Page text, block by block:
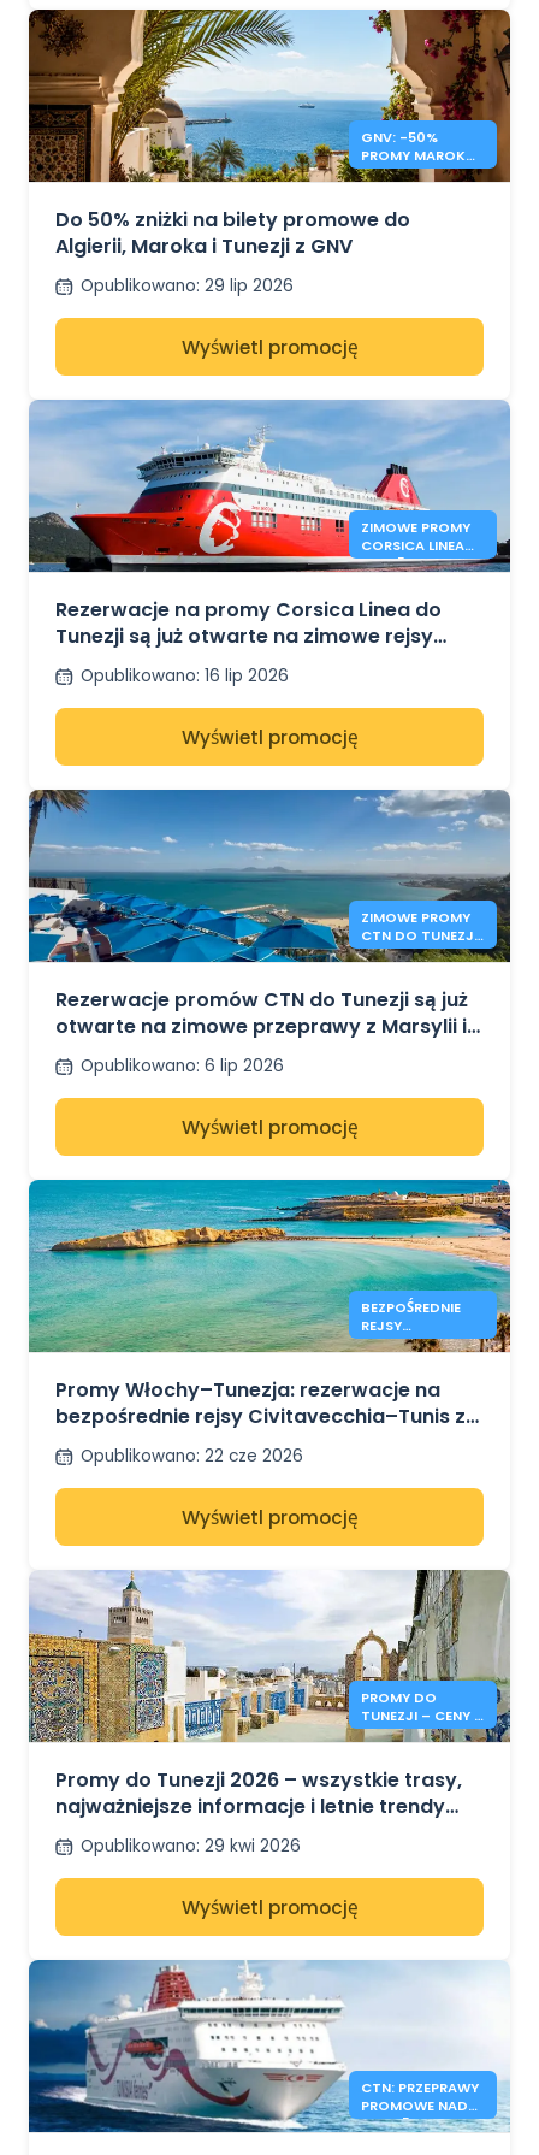
GNV: -50%
PROMY MAROKO,
TUNEZJA,
Do 50% zniżki na bilety promowe do
Algierii, Maroka i Tunezji z GNV
Opublikowano: 29 lip 2026
Wyświetl promocję
ZIMOWE PROMY
CORSICA LINEA
POMIĘDZY
TUNISEM
Rezerwacje na promy Corsica Linea do
Tunezji są już otwarte na zimowe rejsy
między Marsylią a Tunisem
Opublikowano: 16 lip 2026
Wyświetl promocję
ZIMOWE PROMY
CTN DO TUNEZJI
Z MARSYLII I
Rezerwacje promów CTN do Tunezji są już
otwarte na zimowe przeprawy z Marsylii i
GenuiOpublikowano: 6 lip 2026
Wyświetl promocję
BEZPOŚREDNIE
REJSY
CIVITAVECCHIA–
DOSTĘPNE Z GNV
Promy Włochy–Tunezja: rezerwacje na
bezpośrednie rejsy Civitavecchia–Tunis z
GNV na lato 2026 r. są już otwarte
Opublikowano: 22 cze 2026
Wyświetl promocję
PROMY DO
TUNEZJI – CENY I
INFORMACJE NA
Promy do Tunezji 2026 – wszystkie trasy,
najważniejsze informacje i letnie trendy
cenowe
Opublikowano: 29 kwi 2026
Wyświetl promocję
CTN: PRZEPRAWY
PROMOWE NADAL
DOSTĘPNE LATEM